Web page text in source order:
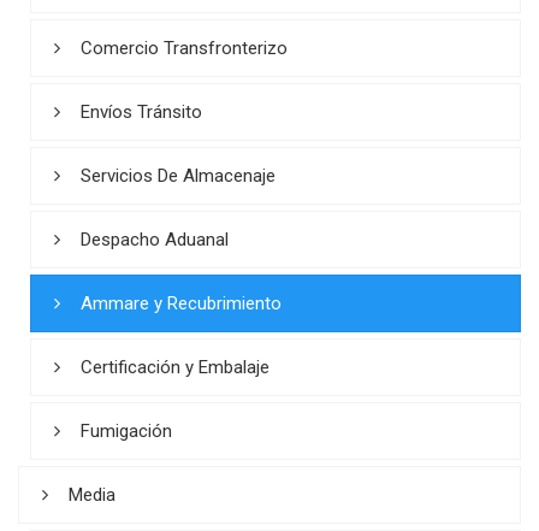
Comercio Transfronterizo
Envíos Tránsito
Servicios De Almacenaje
Despacho Aduanal
Ammare y Recubrimiento
Certificación y Embalaje
Fumigación
Media